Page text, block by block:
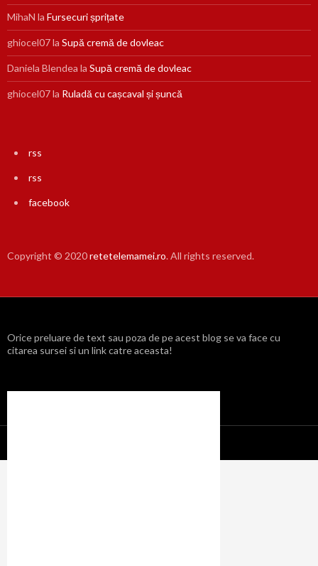
MihaN la Fursecuri șprițate
ghiocel07la Supă cremă de dovleac
Daniela Blendea la Supă cremă de dovleac
ghiocel07la Ruladă cu cașcaval și șuncă
rss
rss
facebook
Copyright © 2020retetelemamei.ro. All rights reserved.
Orice preluare de text sau poza de pe acest blog se va face cu
citarea sursei si un link catre aceasta!